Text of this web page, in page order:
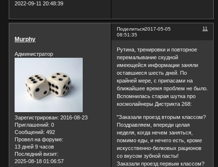
2022-09-11 20:48:39
Поделиться 11
2017-05-05
08:51:35
Murphy
Администратор
Зарегистрирован: 2016-08-23
Приглашений: 0
Сообщений: 492
Провел на форуме:
13 дней 9 часов
Последний визит:
2025-08-18 01:06:57
Рутина, тренировки и повторное
перемалывание скудной
имеющейся информации заняли
оставшиеся шесть дней. По
крайней мере, с припасами на
ближайшее время проблем не было.
Вспомнилась старая шутка про
космолайнеры Дистрикта 268:
"Заказали проезд вторым классом?
Поздравляем, впереди целая
неделя, когда нечем заняться,
помимо еды, и нечего есть, кроме
искусственно-белковых рационов
со вкусом зубной пасты!
Заказали проезд первым классом?